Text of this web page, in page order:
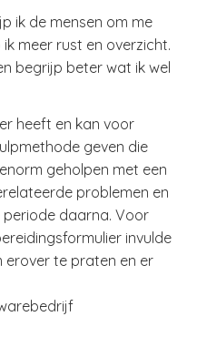
ik de mensen om me
meer rust en overzicht.
begrijp beter wat ik wel
heeft en kan voor
geven die
geholpen met een
problemen en
daarna. Voor
invulde
erover te praten en er